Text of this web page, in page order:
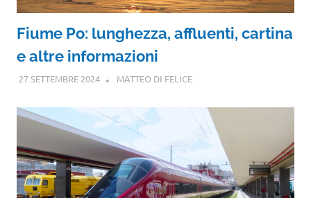
Fiume Po: lunghezza, affluenti, cartina
e altre informazioni
27 SETTEMBRE 2024 MATTEO DI FELICE